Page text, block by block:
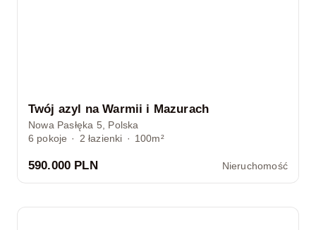
Twój azyl na Warmii i Mazurach
Nowa Pasłęka 5, Polska
6 pokoje · 2 łazienki · 100m²
590.000 PLN Nieruchomość